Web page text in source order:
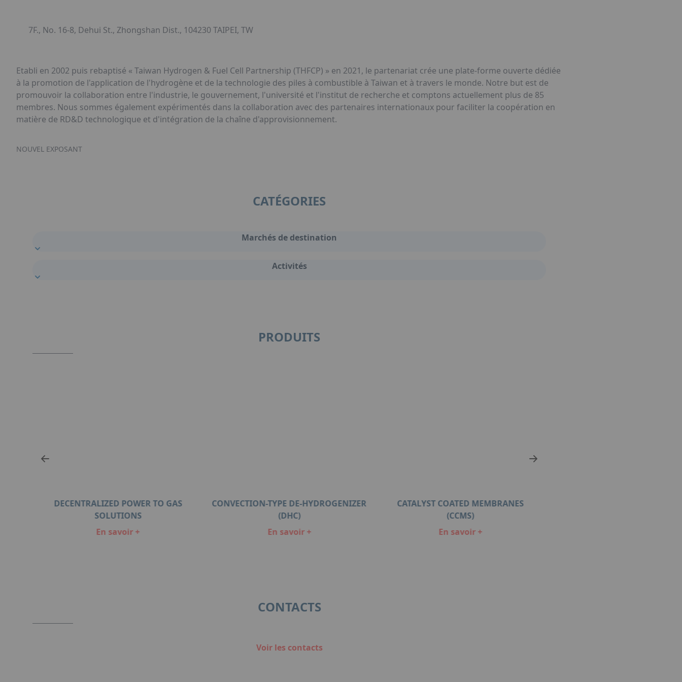
7F., No. 16-8, Dehui St., Zhongshan Dist., 104230 TAIPEI, TW
Etabli en 2002 puis rebaptisé « Taiwan Hydrogen & Fuel Cell Partnership (THFCP) » en 2021, le partenariat crée une plate-forme ouverte dédiée
à la promotion de l'application de l'hydrogène et de la technologie des piles à combustible à Taiwan et à travers le monde. Notre but est de
promouvoir la collaboration entre l'industrie, le gouvernement, l'université et l'institut de recherche et comptons actuellement plus de 85
membres. Nous sommes également expérimentés dans la collaboration avec des partenaires internationaux pour faciliter la coopération en
matière de RD&D technologique et d'intégration de la chaîne d'approvisionnement.
NOUVEL EXPOSANT
CATÉGORIES
Marchés de destination
Activités
PRODUITS
DECENTRALIZED POWER TO GAS
SOLUTIONS
En savoir +
CONVECTION-TYPE DE-HYDROGENIZER
(DHC)
En savoir +
CATALYST COATED MEMBRANES
(CCMS)
En savoir +
CONTACTS
Voir les contacts